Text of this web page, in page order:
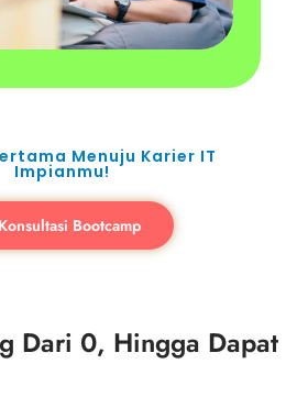
Menuju Karier IT
Impianmu!​
Konsultasi Bootcamp
Dari 0, Hingga Dapat